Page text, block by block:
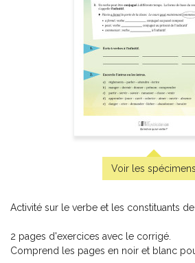
Pratique de l'épreuve ministérielle
la fin du 3e cycle du
6,99 $-
Voir les spécimens
Activité sur le verbe et les constituants de
2 pages d'exercices avec le corrigé.
Comprend les pages en noir et blanc